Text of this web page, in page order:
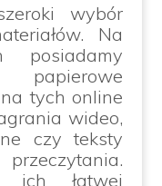
wybór
Na
posiadamy
tych online
wideo,
czy teksty
ich łatwej